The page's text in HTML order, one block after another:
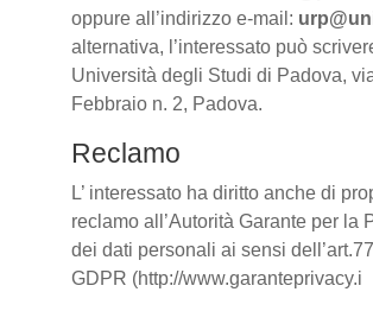
oppure all’indirizzo e-mail:
alternativa, l’interessato può
Università degli Studi di Padova, via
Febbraio n. 2, Padova.
Reclamo
L’ interessato ha diritto anche di
reclamo all’Autorità Garante per la
dei dati personali ai sensi
GDPR (http://www.garanteprivacy.i